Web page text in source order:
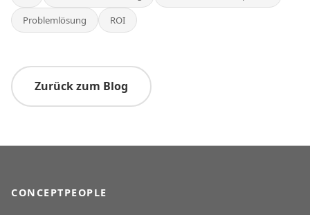
Problemlösung
ROI
Zurück zum Blog
CONCEPTPEOPLE